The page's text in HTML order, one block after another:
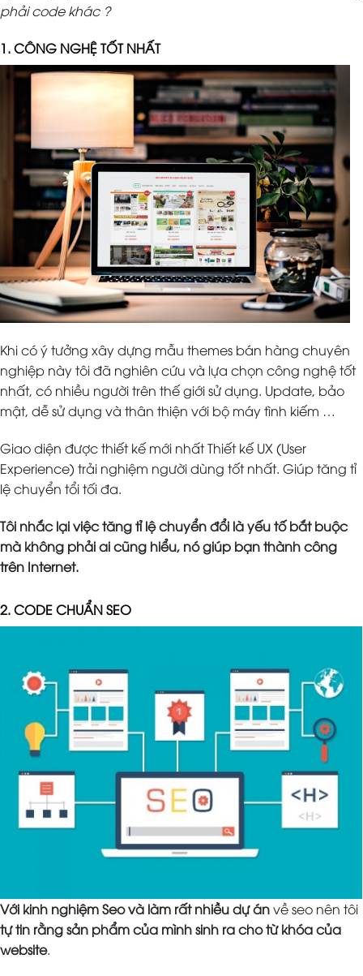
phải code khác ?
1. CÔNG NGHỆ TỐT NHẤT
Khi có ý tưởng xây dựng mẫu themes bán hàng chuyên
nghiệp này tôi đã nghiên cứu và lựa chọn công nghệ tốt
nhất, có nhiều người trên thế giới sử dụng. Update, bảo
mật, dễ sử dụng và thân thiện với bộ máy tình kiếm …
Giao diện được thiết kế mới nhất Thiết kế UX (User
Experience) trải nghiệm người dùng tốt nhất. Giúp tăng tỉ
lệ chuyển tổi tối đa.
Tôi nhắc lại việc tăng tỉ lệ chuyển đổi là yếu tố bắt buộc
mà không phải ai cũng hiểu, nó giúp bạn thành công
trên Internet.
2. CODE CHUẨN SEO
Với kinh nghiệm Seo và làm rất nhiều dự ánvề seo nên tôi
tự tin rằng sản phẩm của mình sinh ra cho từ khóa của
website.